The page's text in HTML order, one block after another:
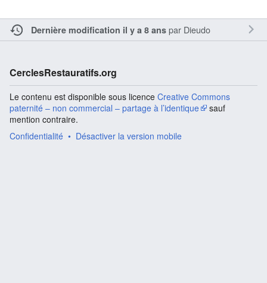
Dernière modification il y a 8 anspar Dieudo
CerclesRestauratifs.org
Le contenu est disponible sous licence Creative Commons
paternité – non commercial – partage à l’identique
sauf
mention contraire.
Confidentialité
Désactiver la version mobile